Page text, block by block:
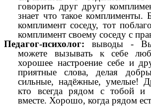
говорить друг другу
знает что такое комплименты.
комплимент соседу, тот
комплимент своему соседу с
Педагог-психолог: выводы - Вы
можете вызывать к себе
хорошее настроение себе и
приятные слова, делая
сильные, надёжные, умелые!
кто всегда рядом с тобой
вместе. Хорошо, когда рядом